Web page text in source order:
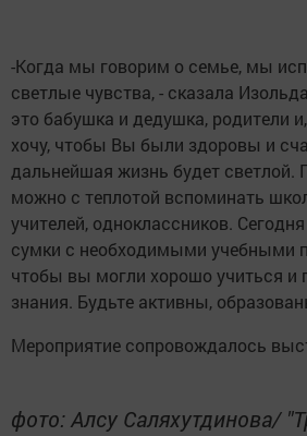
-Когда мы говорим о семье, мы
светлые чувства, - сказала
это бабушка и дедушка, родители
хочу, чтобы Вы были здоровы и
дальнейшая жизнь будет светлой.
можно с теплотой вспоминать
учителей, одноклассников.
сумки с необходимыми учебными
чтобы вы могли хорошо учиться и
знания. Будьте активны,
Мероприятие сопровождалось
фото: Алсу Саляхутдинова/